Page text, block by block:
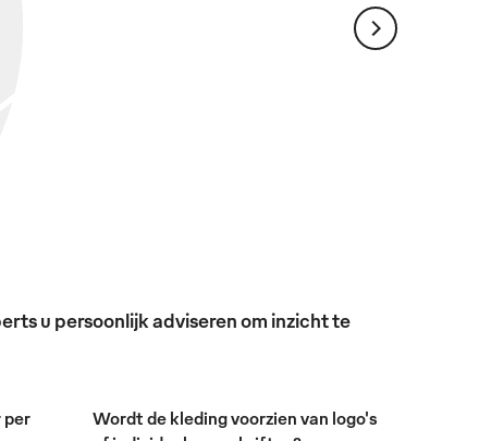
u persoonlijk adviseren om inzicht te
per
Wordt de kleding voorzien van logo's